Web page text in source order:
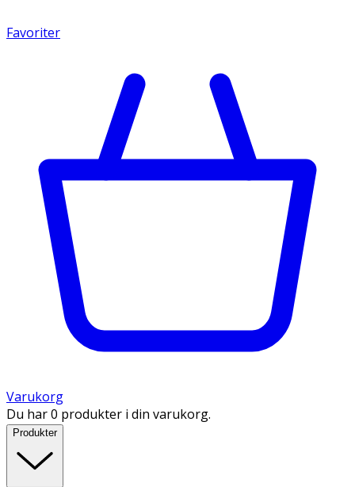
Favoriter
Varukorg
Du har 0 produkter i din varukorg.
Produkter